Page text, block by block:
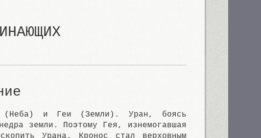
(Неба) и Геи (Земли). Уран, боясь
земли. Поэтому Гея, изнемогавшая
Урана. Кронос стал верховным